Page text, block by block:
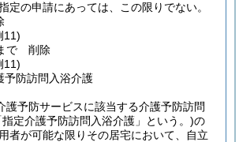
定の申請にあっては、この限りでない。
11)
で
削除
11)
予防訪問入浴介護
護予防サービスに該当する介護予防訪問
定介護予防訪問入浴介護」という。)の
者が可能な限りその居宅において、自立